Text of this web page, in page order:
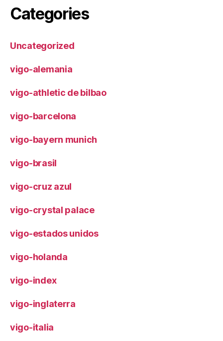
Categories
Uncategorized
vigo-alemania
vigo-athletic de bilbao
vigo-barcelona
vigo-bayern munich
vigo-brasil
vigo-cruz azul
vigo-crystal palace
vigo-estados unidos
vigo-holanda
vigo-index
vigo-inglaterra
vigo-italia